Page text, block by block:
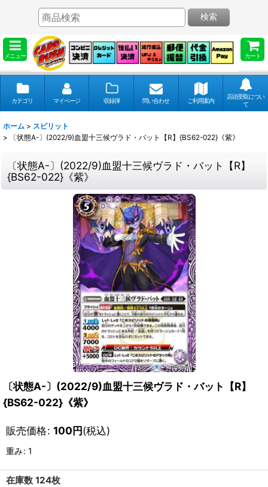
メニュー カート
検索
カテゴリ マイページ 収録弾 問い合わせ ご利用案内
店頭受取につい
て
ホーム > スピリット
>
〔状態A-〕(2022/9)血盟十三候ヴラド・バット【R】{BS62-022}《紫》
〔状態A-〕(2022/9)血盟十三候ヴラド・バット【R】
{BS62-022}《紫》
〔状態A-〕(2022/9)血盟十三候ヴラド・バット【R】
{BS62-022}《紫》
販売価格: 100円(税込)
重み: 1
在庫数 124枚